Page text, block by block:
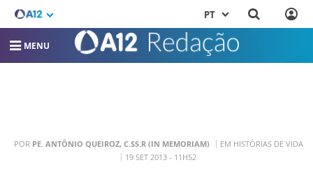
PT
MENU
POR PE. ANTÔNIO QUEIROZ, C.SS.R (IN MEMORIAM)
EM HISTÓRIAS DE VIDA
19 SET 2013 - 11H52